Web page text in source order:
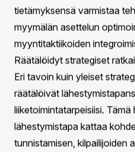
mahdollisuuksiksi.
Shopify-konsultit tarjoavat
ja räätälöityjä strategioita
optimoida online-
monimutkaisessa
että myymäläsi ei vain
kilpailukykyisessä
lukuisten etuja, joita
auttaen sinua tekemään